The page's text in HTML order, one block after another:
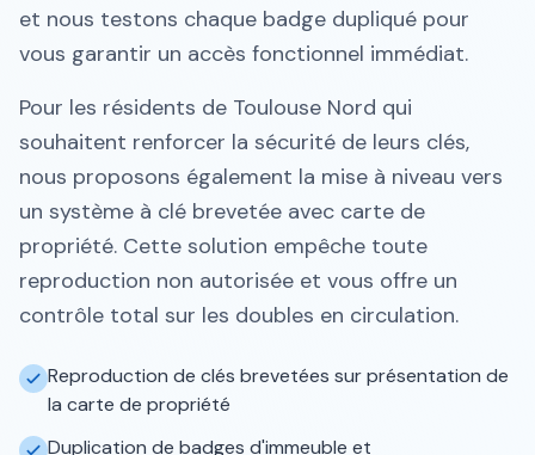
et nous testons chaque badge dupliqué pour
vous garantir un accès fonctionnel immédiat.
Pour les résidents de Toulouse Nord qui
souhaitent renforcer la sécurité de leurs clés,
nous proposons également la mise à niveau vers
un système à clé brevetée avec carte de
propriété. Cette solution empêche toute
reproduction non autorisée et vous offre un
contrôle total sur les doubles en circulation.
Reproduction de clés brevetées sur présentation de
la carte de propriété
Duplication de badges d'immeuble et